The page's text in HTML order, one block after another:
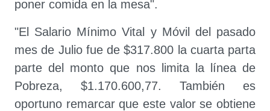
poner comida en la mesa".
"El Salario Mínimo Vital y Móvil del pasado
mes de Julio fue de $317.800 la cuarta parta
parte del monto que nos limita la línea de
Pobreza, $1.170.600,77. También es
oportuno remarcar que este valor se obtiene